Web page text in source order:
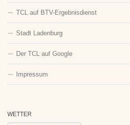
TCL auf BTV-Ergebnisdienst
Stadt Ladenburg
Der TCL auf Google
Impressum
WETTER